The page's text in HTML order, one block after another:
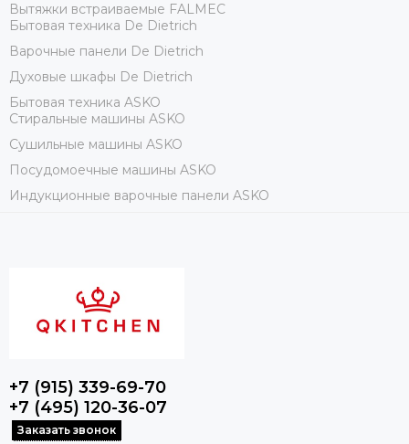
Вытяжки встраиваемые FALMEC
Бытовая техника De Dietrich
Варочные панели De Dietrich
Духовые шкафы De Dietrich
Бытовая техника ASKO
Стиральные машины ASKO
Сушильные машины ASKO
Посудомоечные машины ASKO
Индукционные варочные панели ASKO
+7 (915) 339-69-70
+7 (495) 120-36-07
Заказать звонок